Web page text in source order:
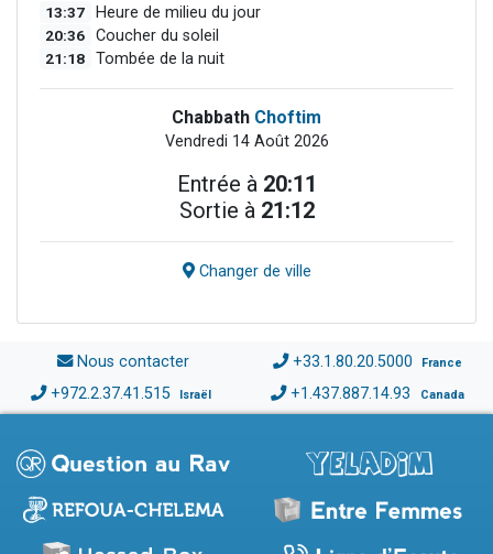
13:37 Heure de milieu du jour
20:36 Coucher du soleil
21:18 Tombée de la nuit
Chabbath Choftim
Vendredi 14 Août 2026
Entrée à 20:11
Sortie à 21:12
Changer de ville
Nous contacter +33.1.80.20.5000 France
+972.2.37.41.515 Israël +1.437.887.14.93 Canada